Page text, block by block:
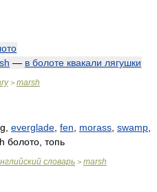
— в болоте квакали лягушки
> marsh
everglade fen morass swamp
болото, топь
словарь > marsh